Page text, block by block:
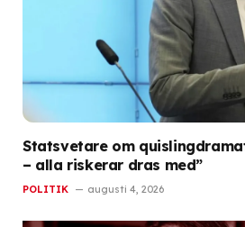
Statsvetare om
– alla riskerar dras med”
POLITIK augusti 4, 2026